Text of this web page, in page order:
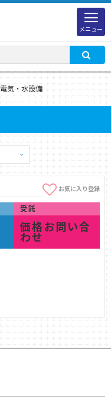
メニュー
電気・水設備
お気に入り登録
受託
価格お問い合
わせ